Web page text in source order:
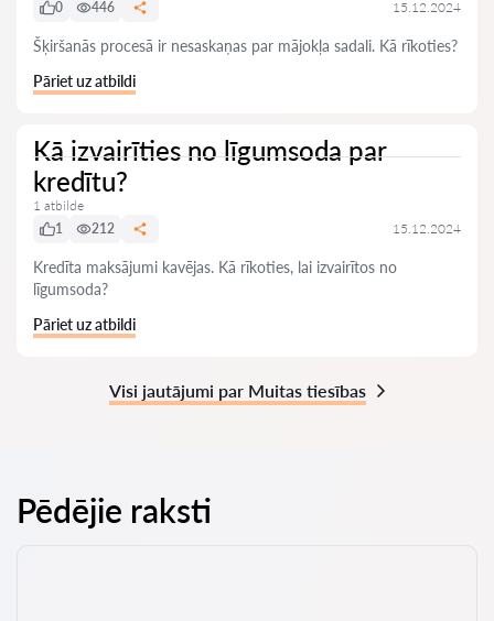
0 446 15.12.2024
Šķiršanās procesā ir nesaskaņas par mājokļa sadali. Kā rīkoties?
Pāriet uz atbildi
Kā izvairīties no līgumsoda par
kredītu?
1 atbilde
1
212 15.12.2024
Kredīta maksājumi kavējas. Kā rīkoties, lai izvairītos no
līgumsoda?
Pāriet uz atbildi
Visi jautājumi par Muitas tiesības
Pēdējie raksti